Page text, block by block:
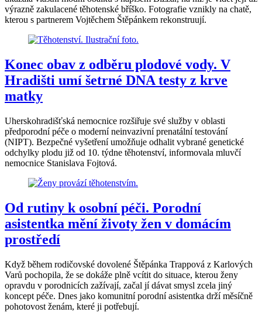
výrazně zakulacené těhotenské bříško. Fotografie vznikly na chatě,
kterou s partnerem Vojtěchem Štěpánkem rekonstruují.
Konec obav z odběru plodové vody. V
Hradišti umí šetrné DNA testy z krve
matky
Uherskohradišťská nemocnice rozšiřuje své služby v oblasti
předporodní péče o moderní neinvazivní prenatální testování
(NIPT). Bezpečné vyšetření umožňuje odhalit vybrané genetické
odchylky plodu již od 10. týdne těhotenství, informovala mluvčí
nemocnice Stanislava Fojtová.
Od rutiny k osobní péči. Porodní
asistentka mění životy žen v domácím
prostředí
Když během rodičovské dovolené Štěpánka Trappová z Karlových
Varů pochopila, že se dokáže plně vcítit do situace, kterou ženy
opravdu v porodnicích zažívají, začal jí dávat smysl zcela jiný
koncept péče. Dnes jako komunitní porodní asistentka drží měsíčně
pohotovost ženám, které ji potřebují.